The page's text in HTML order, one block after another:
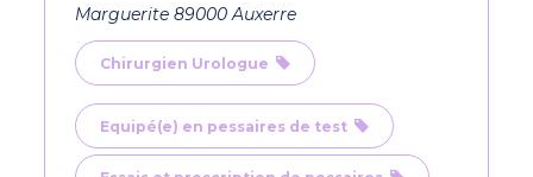
Marguerite 89000 Auxerre
Chirurgien Urologue
Equipé(e) en pessaires de test